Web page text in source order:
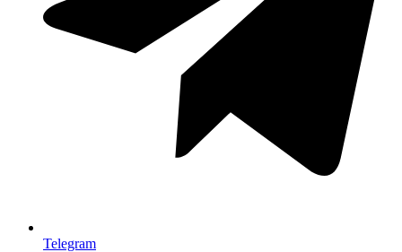
Telegram